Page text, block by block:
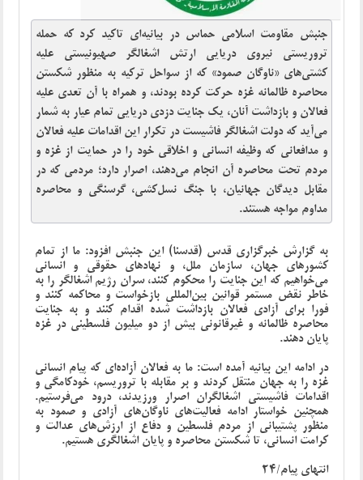
جنبش مقاومت اسلامی حماس در بیانیه‌ای تاکید کرد که حمله
تروریستی نیروی دریایی ارتش اشغالگر صهیونیستی علیه
کشتی‌های «ناوگان صمود» که از سواحل ترکیه به منظور شکستن
محاصره ظالمانه غزه حرکت کرده بودند، و همراه با آن تعدی علیه
فعالان و بازداشت آنان، یک جنایت دزدی دریایی تمام عیار به شمار
می‌آید که دولت اشغالگر فاشیست در تکرار این اقدامات علیه فعالان
و مدافعانی که وظیفه انسانی و اخلاقی خود را در حمایت از غزه و
مردم تحت محاصره آن انجام می‌دهند، اصرار دارد؛ مردمی که در
مقابل دیدگان جهانیان، با جنگ نسل‌کشی، گرسنگی و محاصره
مداوم مواجه هستند.
به گزارش خبرگزاری قدس (قدسنا) این جنبش افزود: ما از تمام
کشورهای جهان، سازمان ملل، و نهادهای حقوقی و انسانی
می‌خواهیم که این جنایت را محکوم کنند، سران رژیم اشغالگر را به
خاطر نقض مستمر قوانین بین‌المللی بازخواست و محاکمه کنند و
فورا برای آزادی فعالان بازداشت‌ شده اقدام کنند و به جنایت
محاصره ظالمانه و غیرقانونی بیش از دو میلیون فلسطینی در غزه
پایان دهند.
در ادامه این بیانیه آمده است: ما به فعالان آزاده‌ای که پیام انسانی
غزه را به جهان منتقل کردند و بر مقابله با تروریسم، خودکامگی و
اقدامات فاشیستی اشغالگران اصرار ورزیدند، درود می‌فرستیم.
همچنین خواستار ادامه فعالیت‌های ناوگان‌های آزادی و صمود به
منظور پشتیبانی از مردم فلسطین و دفاع از ارزش‌های عدالت و
کرامت انسانی، تا شکستن محاصره و پایان اشغالگری هستیم.
انتهای پیام/24